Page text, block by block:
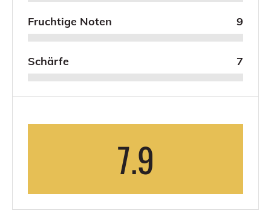
Fruchtige Noten 9
Schärfe 7
7.9